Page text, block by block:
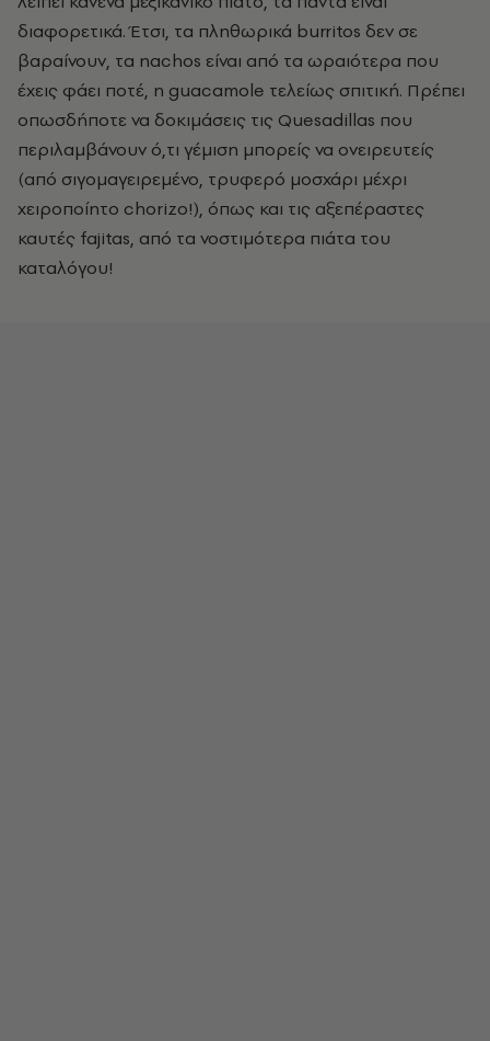
διαφορετικά. Έτσι, τα πληθωρικά burritos δεν σε
βαραίνουν, τα nachos είναι από τα ωραιότερα που
έχεις φάει ποτέ, η guacamole τελείως σπιτική. Πρέπει
οπωσδήποτε να δοκιμάσεις τις Quesadillas που
περιλαμβάνουν ό,τι γέμιση μπορείς να ονειρευτείς
(από σιγομαγειρεμένο, τρυφερό μοσχάρι μέχρι
χειροποίητο chorizo!), όπως και τις αξεπέραστες
καυτές fajitas, από τα νοστιμότερα πιάτα του
καταλόγου!